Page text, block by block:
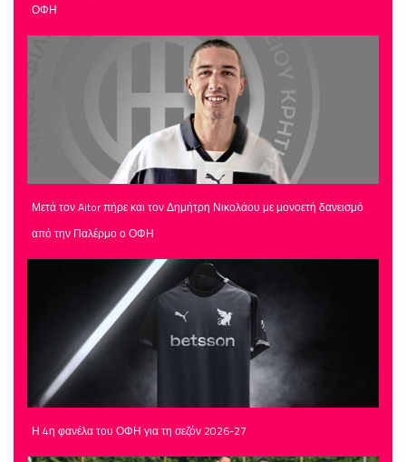
ΟΦΗ
Μετά τον Aitor πήρε και τον Δημήτρη Νικολάου με μονοετή δανεισμό
από την Παλέρμο ο ΟΦΗ
Η 4η φανέλα του ΟΦΗ για τη σεζόν 2026-27